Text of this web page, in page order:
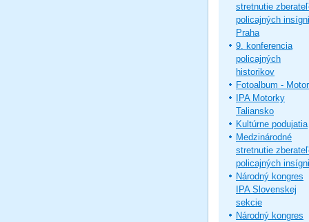
stretnutie
policajných
Praha
9. konferencia
policajných
historikov
Fotoalbum -
IPA Motorky
Taliansko
Kultúrne podujatia
Medzinárodné
stretnutie
policajných
Národný kongres
IPA Slovenskej
sekcie
Národný kongres